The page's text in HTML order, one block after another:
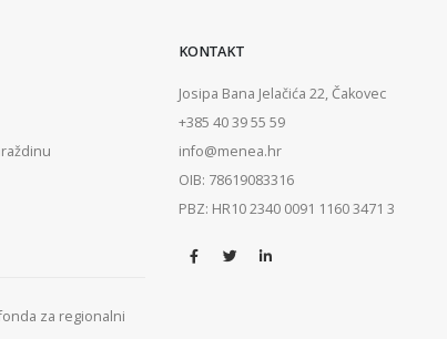
za regionalni
KONTAKT
Josipa Bana Jelačića 22, Čakovec
+385 40 39 55 59
info@menea.hr
OIB: 78619083316
PBZ: HR10 2340 0091 1160 3471 3